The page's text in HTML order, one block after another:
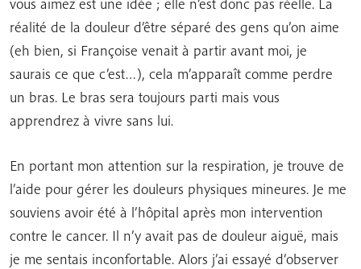
réalité de la douleur d’être séparé des gens qu’on aime
(eh bien, si Françoise venait à partir avant moi, je
saurais ce que c’est…), cela m’apparaît comme perdre
un bras. Le bras sera toujours parti mais vous
apprendrez à vivre sans lui.
En portant mon attention sur la respiration, je trouve de
l’aide pour gérer les douleurs physiques mineures. Je me
souviens avoir été à l’hôpital après mon intervention
contre le cancer. Il n’y avait pas de douleur aiguë, mais
je me sentais inconfortable. Alors j’ai essayé d’observer